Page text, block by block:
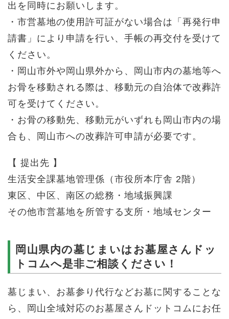
出を同時にお願いします。
・市営墓地の使用許可証がない場合は「再発行申
請書」により申請を行い、手帳の再交付を受けて
ください。
・岡山市外や岡山県外から、岡山市内の墓地等へ
お骨を移動される際は、移動元の自治体で改葬許
可を受けてください。
・お骨の移動先、移動元がいずれも岡山市内の場
合も、岡山市への改葬許可申請が必要です。
【 提出先 】
生活安全課墓地管理係（市役所本庁舎 2階）
東区、中区、南区の総務・地域振興課
その他市営墓地を所管する支所・地域センター
岡山県内の墓じまいはお墓屋さんドッ
トコムへ是非ご相談ください！
墓じまい、お墓参り代行などお墓に関することな
ら、岡山全域対応のお墓屋さんドットコムにお任